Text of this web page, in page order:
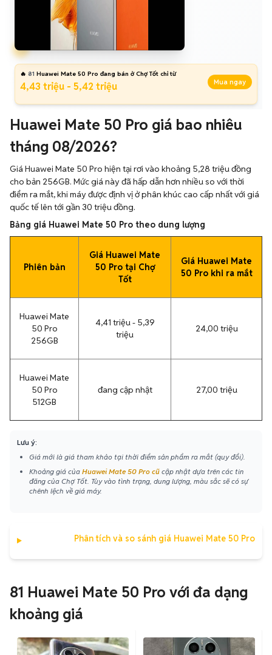
🔥 81 Huawei Mate 50 Pro đang bán ở Chợ Tốt chỉ từ
4,43 triệu - 5,42 triệu Mua ngay
Huawei Mate 50 Pro giá bao nhiêu
tháng 08/2026?
Giá Huawei Mate 50 Pro hiện tại rơi vào khoảng 5,28 triệu đồng
cho bản 256GB. Mức giá này đã hấp dẫn hơn nhiều so với thời
điểm ra mắt, khi máy được định vị ở phân khúc cao cấp nhất với giá
quốc tế lên tới gần 30 triệu đồng.
Bảng giá Huawei Mate 50 Pro theo dung lượng
Phiên bản
Giá Huawei Mate
50 Pro tại Chợ
Tốt
Giá Huawei Mate
50 Pro khi ra mắt
Huawei Mate
50 Pro
256GB
4,41 triệu - 5,39
triệu
24,00 triệu
Huawei Mate
50 Pro
512GB
đang cập nhật 27,00 triệu
Lưu ý:
Giá mới là giá tham khảo tại thời điểm sản phẩm ra mắt (quy đổi).
Khoảng giá của Huawei Mate 50 Pro cũ cập nhật dựa trên các tin
đăng của Chợ Tốt. Tùy vào tình trạng, dung lượng, màu sắc sẽ có sự
chênh lệch về giá máy.
Phân tích và so sánh giá Huawei Mate 50 Pro
81 Huawei Mate 50 Pro với đa dạng
khoảng giá